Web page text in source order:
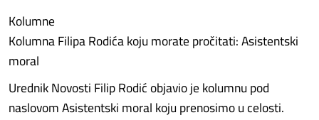
Kolumne
Kolumna Filipa Rodića koju morate pročitati: Asistentski
moral
Urednik Novosti Filip Rodić objavio je kolumnu pod
naslovom Asistentski moral koju prenosimo u celosti.